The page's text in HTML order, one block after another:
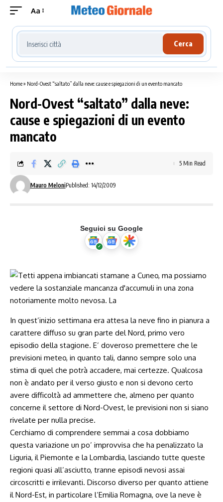
Aa
Cerca località meteo
Cerca
Home» Nord-Ovest “saltato” dalla neve: cause e spiegazioni di un evento mancato
Nord-Ovest “saltato” dalla neve:
cause e spiegazioni di un evento
mancato
Mauro MeloniPublished: 14/12/2009
5 Min Read
Seguici su Google
In quest’inizio settimana era attesa la neve fino in pianura a
carattere diffuso su gran parte del Nord, primo vero
episodio della stagione. E’ doveroso premettere che le
previsioni meteo, in quanto tali, danno sempre solo una
stima di quel che potrà accadere, mai certezze. Qualcosa
non è andato per il verso giusto e non si devono certo
avere difficoltà ad ammettere che, almeno per quanto
concerne il settore di Nord-Ovest, le previsioni non si siano
rivelate per nulla precise.
Cerchiamo di comprendere semmai a cosa dobbiamo
questa variazione un po’ improvvisa che ha penalizzato la
Liguria, il Piemonte e la Lombardia, lasciando tutte queste
regioni quasi all’asciutto, tranne episodi nevosi assai
circoscritti e irrilevanti. Discorso diverso per quanto attiene
il Nord-Est, in particolare l’Emilia Romagna, ove la neve è